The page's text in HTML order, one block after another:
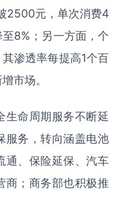
2500元，单次消费4
8%；另一方面，个
渗透率每提高1个百
市场。
生命周期服务不断延
服务，转向涵盖电池
通、保险延保、汽车
商；商务部也积极推